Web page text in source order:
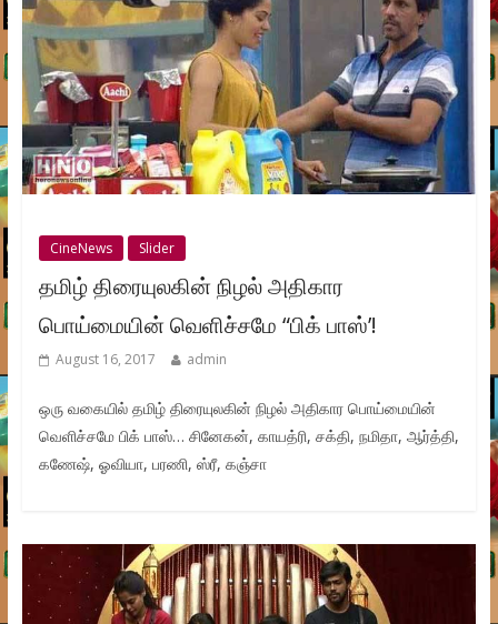
CineNews Slider
தமிழ் திரையுலகின் நிழல் அதிகார
பொய்மையின் வெளிச்சமே “பிக் பாஸ்’!
August 16, 2017 admin
ஒரு வகையில் தமிழ் திரையுலகின் நிழல் அதிகார பொய்மையின்
வெளிச்சமே பிக் பாஸ்… சினேகன், காயத்ரி, சக்தி, நமிதா, ஆர்த்தி,
கணேஷ், ஓவியா, பரணி, ஸ்ரீ, கஞ்சா